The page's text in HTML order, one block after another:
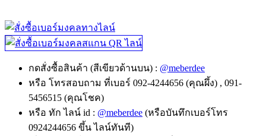
กดสั่งซื้อสินค้า (สีเขียวด้านบน) : @meberdee
หรือ โทรสอบถาม ที่เบอร์ 092-4244656 (คุณผึ้ง) , 091-
5456515 (คุณโชค)
หรือ ทัก ไลน์ id : @meberdee (หรือบันทึกเบอร์โทร
0924244656 ขึ้น ไลน์ทันที)